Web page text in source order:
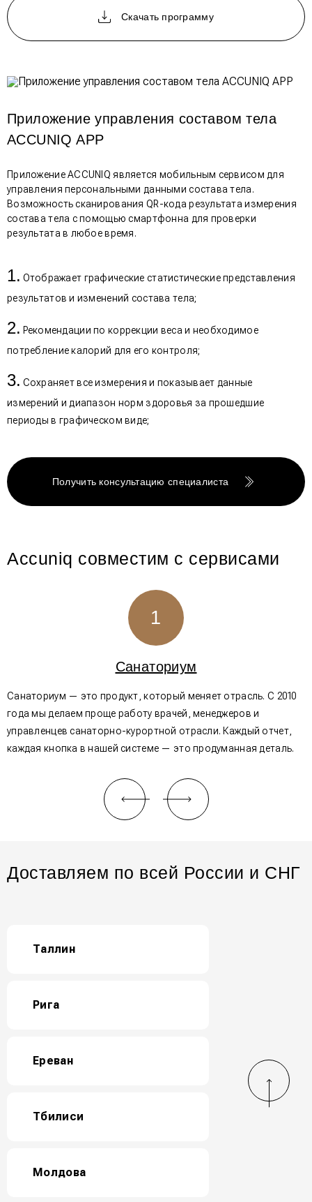
Скачать программу
Приложение управления составом тела
ACCUNIQ APP
Приложение ACCUNIQ является мобильным сервисом для
управления персональными данными состава тела.
Возможность сканирования QR-кода результата измерения
состава тела с помощью смартфонна для проверки
результата в любое время.
Отображает графические статистические представления
результатов и изменений состава тела;
Рекомендации по коррекции веса и необходимое
потребление калорий для его контроля;
Сохраняет все измерения и показывает данные
измерений и диапазон норм здоровья за прошедшие
периоды в графическом виде;
Получить консультацию специалиста
Accuniq совместим с сервисами
1
Санаториум
Санаториум — это продукт, который меняет отрасль. С 2010
года мы делаем проще работу врачей, менеджеров и
управленцев санаторно-курортной отрасли. Каждый отчет,
каждая кнопка в нашей системе — это продуманная деталь.
Доставляем по всей России и СНГ
Таллин
Рига
Ереван
Тбилиси
Молдова